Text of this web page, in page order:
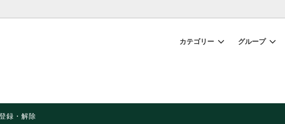
カテゴリー
ク）食品
グループ
価格！【2026年9月
セールなど】
録・解除